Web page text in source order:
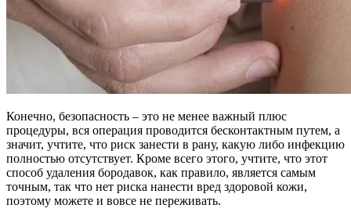
Конечно, безопасность – это не менее важный плюс
процедуры, вся операция проводится бесконтактным путем, а
значит, учтите, что риск занести в рану, какую либо инфекцию
полностью отсутствует. Кроме всего этого, учтите, что этот
способ удаления бородавок, как правило, является самым
точным, так что нет риска нанести вред здоровой кожи,
поэтому можете и вовсе не переживать.